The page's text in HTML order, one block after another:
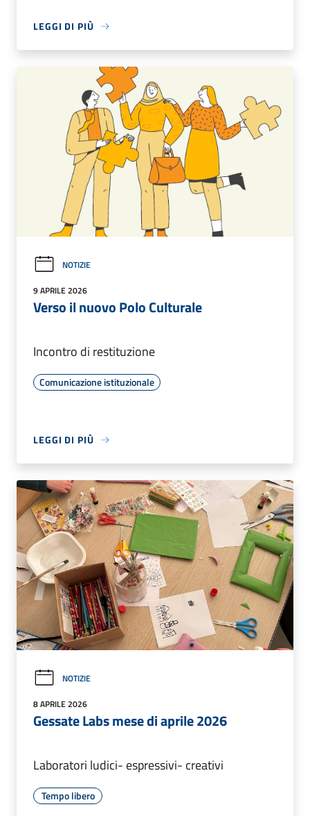
LEGGI DI PIÙ
NOTIZIE
9 APRILE 2026
Verso il nuovo Polo Culturale
Incontro di restituzione
Comunicazione istituzionale
LEGGI DI PIÙ
NOTIZIE
8 APRILE 2026
Gessate Labs mese di aprile 2026
Laboratori ludici- espressivi- creativi
Tempo libero